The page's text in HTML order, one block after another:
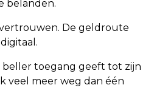
belanden.
De geldroute
toegang geeft tot zijn
veel meer weg dan één